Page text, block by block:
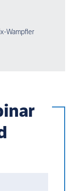
Wampfler